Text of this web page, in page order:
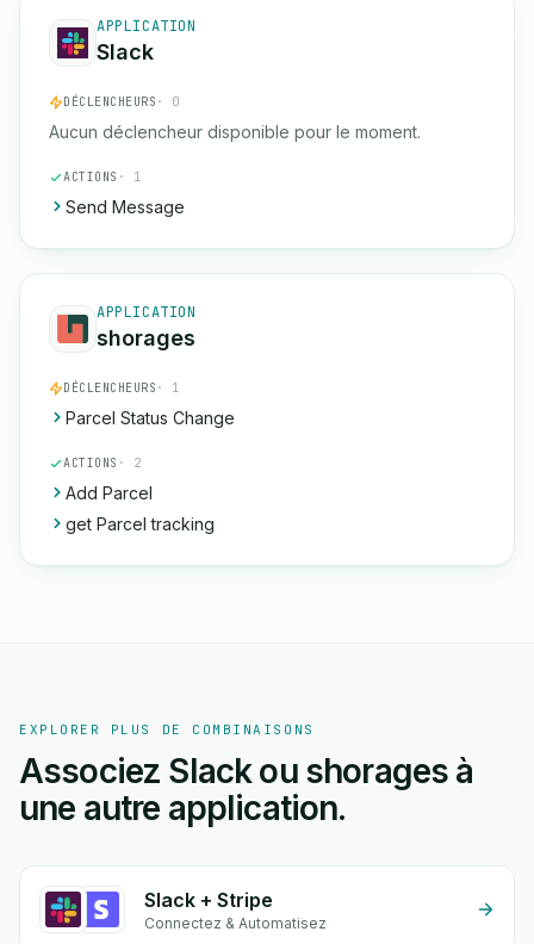
APPLICATION
Slack
DÉCLENCHEURS · 0
Aucun déclencheur disponible pour le moment.
ACTIONS · 1
Send Message
APPLICATION
shorages
DÉCLENCHEURS · 1
Parcel Status Change
ACTIONS · 2
Add Parcel
get Parcel tracking
EXPLORER PLUS DE COMBINAISONS
Associez Slack ou shorages à
une autre application.
Slack + Stripe
Connectez & Automatisez